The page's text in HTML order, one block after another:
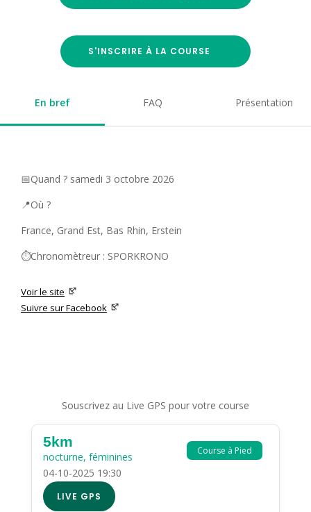
S'INSCRIRE À LA COURSE
En bref FAQ Présentation
📅Quand ? samedi 3 octobre 2026
📍Où ?
France, Grand Est, Bas Rhin, Erstein
⏱️Chronomètreur : SPORKRONO
Voir le site
Suivre sur Facebook
Souscrivez au Live GPS pour votre course
Course à Pied
5km
nocturne, féminines
04-10-2025 19:30
LIVE GPS